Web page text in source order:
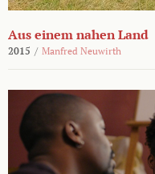
Aus einem nahen Land
2015 / Manfred Neuwirth